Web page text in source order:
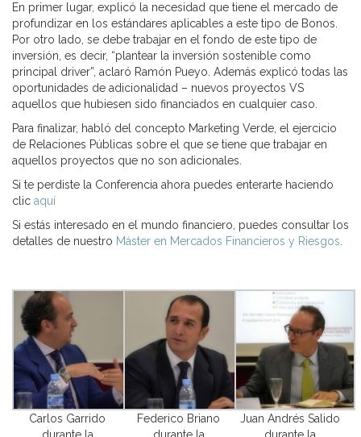
En primer lugar, explicó la necesidad que tiene el mercado de
profundizar en los estándares aplicables a este tipo de Bonos.
Por otro lado, se debe trabajar en el fondo de este tipo de
inversión, es decir, “plantear la inversión sostenible como
principal driver”, aclaró Ramón Pueyo. Además explicó todas las
oportunidades de adicionalidad – nuevos proyectos VS
aquellos que hubiesen sido financiados en cualquier caso.
Para finalizar, habló del concepto Marketing Verde, el ejercicio
de Relaciones Públicas sobre el que se tiene que trabajar en
aquellos proyectos que no son adicionales.
Si te perdiste la Conferencia ahora puedes enterarte haciendo
clic aquí
Si estás interesado en el mundo financiero, puedes consultar los
detalles de nuestro Máster en Mercados Financieros y Riesgos
Carlos Garrido
Federico Briano
Juan Andrés Salido